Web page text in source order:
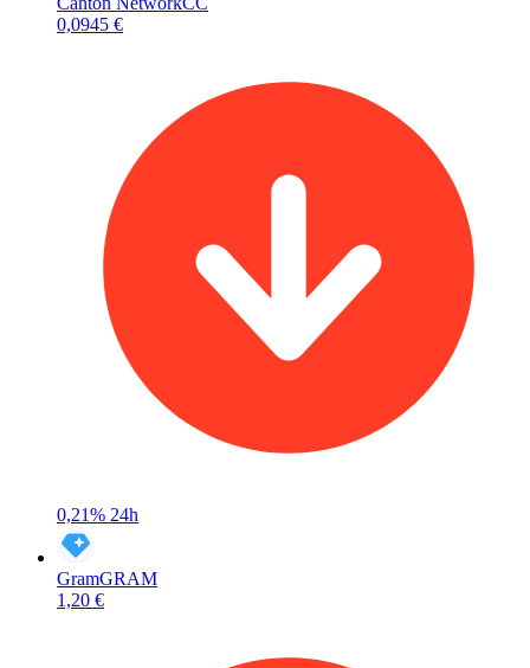
0,0945 €
0,21% 24h
GramGRAM
1,20 €